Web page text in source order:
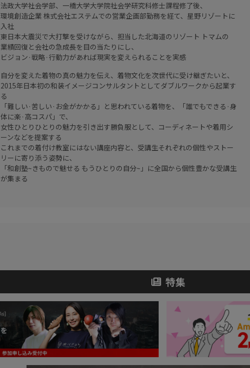
法政大学社会学部、一橋大学大学院社会学研究科修士課程修了後、
環境創造企業 株式会社エステムでの営業企画部勤務を経て、星野リゾートに
入社
東日本大震災で大打撃を受けながら、担当した北海道のリゾート トマムの
業績回復と会社の急成長を目の当たりにし、
ビジョン·戦略·行動力があれば現実を変えられることを実感
自分を変えた着物の真の魅力を伝え、着物文化を次世代に受け継ぎたいと、
2015年日本初の和装イメージコンサルタントとしてダブルワークから起業す
る
「難しい·苦しい·お金がかかる」と思われている着物を、「誰でもできる·身
体に楽·高コスパ」で、
女性ひとりひとりの魅力を引き出す勝負服として、コーディネートや着用シ
ーンなどを提案する
これまでの着付け教室にはない講座内容と、受講生それぞれの個性やストー
リーに寄り添う姿勢に、
「和創塾~きもので魅せる もうひとりの自分~」に全国から個性豊かな受講生
が集まる
特集